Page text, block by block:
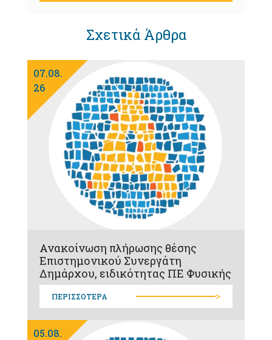
Σχετικά Άρθρα
07.08.
26
Ανακοίνωση πλήρωσης θέσης
Επιστημονικού Συνεργάτη
Δημάρχου, ειδικότητας ΠΕ Φυσικής
ΠΕΡΙΣΣΟΤΕΡΑ >
05.08.